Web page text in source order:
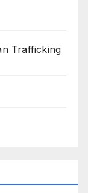
Trafficking